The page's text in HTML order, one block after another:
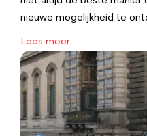
nieuwe mogelijkheid te
Lees meer